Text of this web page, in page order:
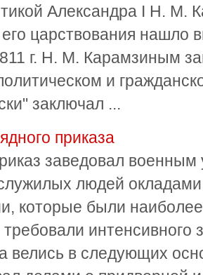
Александра I Н. М.
царствования нашло
г. Н. М. Карамзиным
и
заключал ...
приказа
заведовал
людей
которые были
интенсивного
велись в следующих